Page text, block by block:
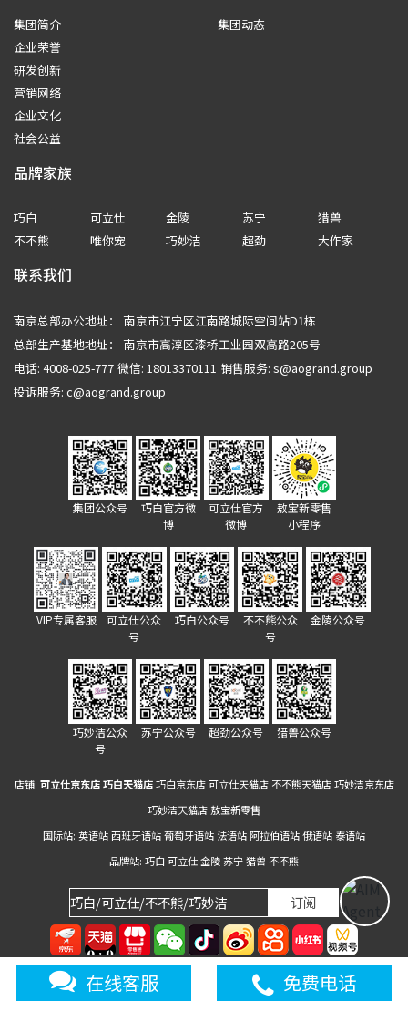
集团简介
企业荣誉
研发创新
营销网络
企业文化
社会公益
品牌家族
巧白 可立仕 金陵 苏宁
猎兽
不不熊
唯你宠 巧妙洁 超劲 大作家
集团动态
联系我们
南京总部办公地址：
南京市江宁区江南路城际空间站D1栋
总部生产基地地址：
南京市高淳区漆桥工业园双高路205号
电话: 4008-025-777 微信: 18013370111 销售服务: s@aogrand.group
投诉服务: c@aogrand.group
集团公众号
巧白官方微
博
可立仕官方
微博
敖宝新零售
小程序
VIP专属客服
可立仕公众
号
巧白公众号
不不熊公众
号
金陵公众号
巧妙洁公众
号
苏宁公众号 超劲公众号 猎兽公众号
店铺: 可立仕京东店 巧白天猫店 巧白京东店 可立仕天猫店 不不熊天猫店 巧妙洁京东店
巧妙洁天猫店敖宝新零售
国际站: 英语站西班牙语站葡萄牙语站 法语站 阿拉伯语站俄语站 泰语站
品牌站: 巧白 可立仕金陵苏宁猎兽 不不熊
Copyright 2023 by 南京敖广国际经贸集团有限公司 .All rights reserved.
在线客服 免费电话